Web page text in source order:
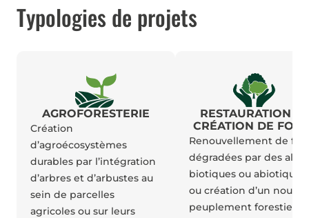
Typologies de projets
AGROFORESTERIE
Création
d’agroécosystèmes
durables par l’intégration
d’arbres et d’arbustes au
sein de parcelles
agricoles ou sur leurs
RESTAURATION ET
CRÉATION DE
Renouvellement de
dégradées par des aléas
biotiques ou abiotiques,
ou création d’un
peuplement forestier.